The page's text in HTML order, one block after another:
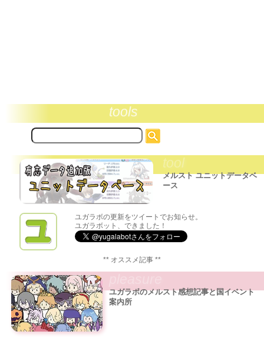
tools
サ
イ
内
検
索:
tool
メルスト ユニットデータベ
ース
ユガラボの更新をツイートでお知らせ。
ユガラボット、できました！
** オススメ記事 **
ユガラボのメルスト感想記事と国イベント
案内所